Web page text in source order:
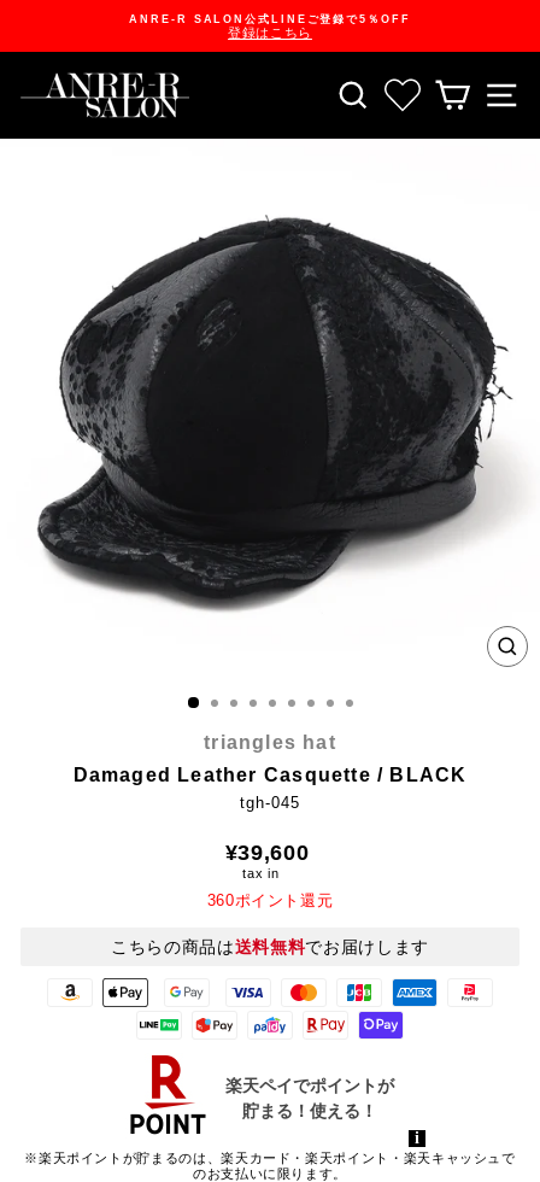
ANRE-R SALON公式LINEご登録で5％OFF
登録はこちら
SEARCHお気に入り一
CART
triangles hat
Damaged Leather Casquette / BLACK
tgh-045
Regular
price
¥39,600
tax in
360ポイント還元
こちらの商品は送料無料でお届けします
※楽天ポイントが貯まるのは、楽天カード・楽天ポイント・楽天キャッシュで
のお支払いに限ります。